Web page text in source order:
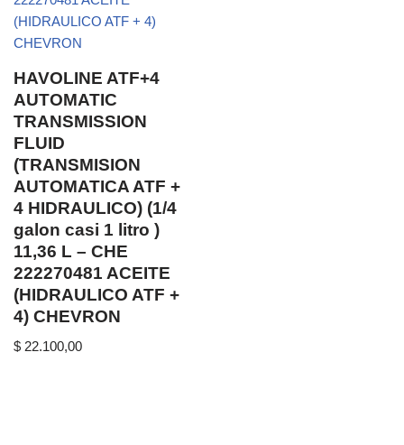
HAVOLINE ATF+4
AUTOMATIC
TRANSMISSION
FLUID
(TRANSMISION
AUTOMATICA ATF +
4 HIDRAULICO) (1/4
galon casi 1 litro )
11,36 L – CHE
222270481 ACEITE
(HIDRAULICO ATF +
4) CHEVRON
$ 22.100,00